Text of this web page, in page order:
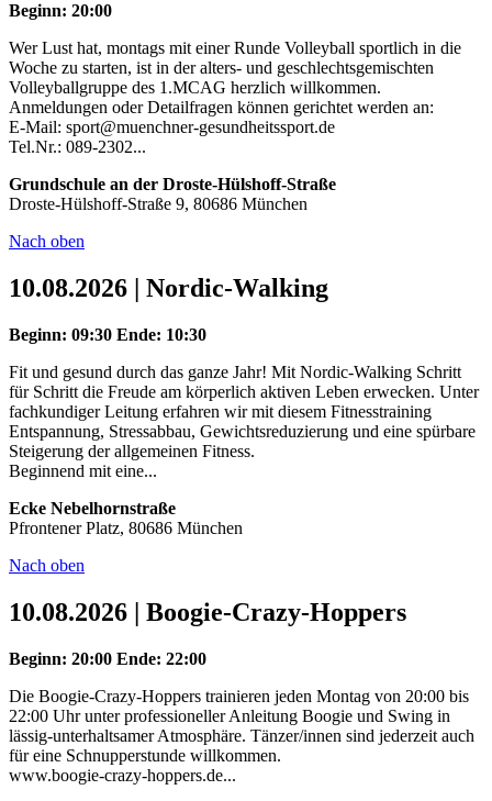
Beginn: 20:00
Wer Lust hat, montags mit einer Runde Volleyball sportlich in die
Woche zu starten, ist in der alters- und geschlechtsgemischten
Volleyballgruppe des 1.MCAG herzlich willkommen.
Anmeldungen oder Detailfragen können gerichtet werden an:
E-Mail: sport@muenchner-gesundheitssport.de
Tel.Nr.: 089-2302...
Grundschule an der Droste-Hülshoff-Straße
Droste-Hülshoff-Straße 9, 80686 München
Nach oben
10.08.2026 | Nordic-Walking
Beginn: 09:30 Ende: 10:30
Fit und gesund durch das ganze Jahr! Mit Nordic-Walking Schritt
für Schritt die Freude am körperlich aktiven Leben erwecken. Unter
fachkundiger Leitung erfahren wir mit diesem Fitnesstraining
Entspannung, Stressabbau, Gewichtsreduzierung und eine spürbare
Steigerung der allgemeinen Fitness.
Beginnend mit eine...
Ecke Nebelhornstraße
Pfrontener Platz, 80686 München
Nach oben
10.08.2026 | Boogie-Crazy-Hoppers
Beginn: 20:00 Ende: 22:00
Die Boogie-Crazy-Hoppers trainieren jeden Montag von 20:00 bis
22:00 Uhr unter professioneller Anleitung Boogie und Swing in
lässig-unterhaltsamer Atmosphäre. Tänzer/innen sind jederzeit auch
für eine Schnupperstunde willkommen.
www.boogie-crazy-hoppers.de...